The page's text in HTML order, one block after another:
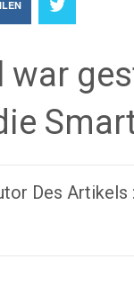
war
Des Artikels :